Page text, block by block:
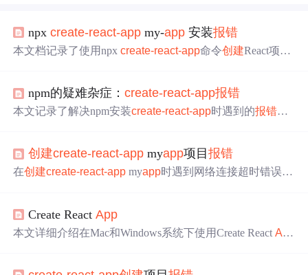
npxcreate-react-app my-app 安装报错
本文档记录了使用npxcreate-react-app命令创建React项目
全局安装create-react-app解决了该问题。
npm的疑难杂症：create-react-app报错
本文记录了解决npm安装create-react-app时遇到的报错问
成功创建react项目，但过程中还遇到cnpm无法找到和新建
项目失败的问题，通过更新VSCode版本和更换npm源得到
创建create-react-app myapp项目报错
在创建create-react-app myapp时遇到网络连接超时错误，
aobao.org和npm config set disturl https://npm.taobao.org/dist
后，成功创建并启动了React项目。
Create ReactApp
本文详细介绍在Mac和Windows系统下使用Create ReactAp